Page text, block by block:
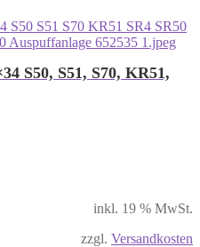
S50, S51, S70, KR51,
inkl. 19 % MwSt.
zzgl. Versandkosten